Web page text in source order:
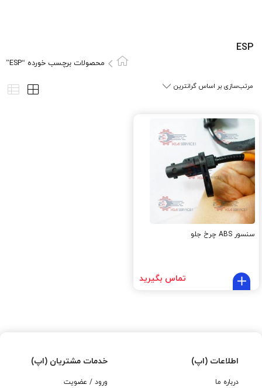
ESP
محصولات برچسب خورده “ESP”
سنسور ABS چرخ جلو
تماس بگیرید
اطلاعات (اپ)
درباره ما
خدمات مشتریان (اپ)
ورود / عضویت